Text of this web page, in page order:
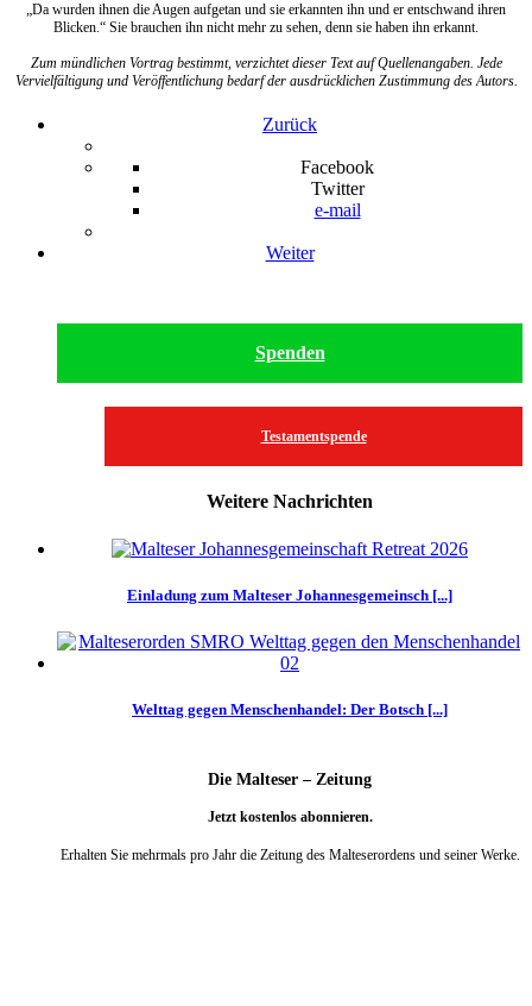
„Da wurden ihnen die Augen aufgetan und sie erkannten ihn und er entschwand ihren
Blicken.“ Sie brauchen ihn nicht mehr zu sehen, denn sie haben ihn erkannt.
Zum mündlichen Vortrag bestimmt, verzichtet dieser Text auf Quellenangaben. Jede
Vervielfältigung und Veröffentlichung bedarf der ausdrücklichen Zustimmung des Autors.
Zurück
Facebook
Twitter
e-mail
Weiter
Spenden
Testamentspende
Weitere Nachrichten
Einladung zum Malteser Johannesgemeinsch [...]
Welttag gegen Menschenhandel: Der Botsch [...]
Die Malteser – Zeitung
Jetzt kostenlos abonnieren.
Erhalten Sie mehrmals pro Jahr die Zeitung des Malteserordens und seiner Werke.